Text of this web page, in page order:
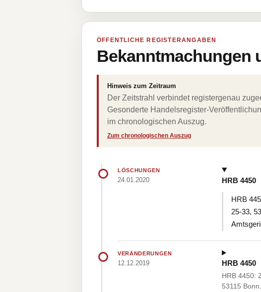
ÖFFENTLICHE REGISTERANGABEN
Bekanntmachungen
Hinweis zum Zeitraum
Der Zeitstrahl verbindet registergenau
Gesonderte Handelsregister-
im chronologischen Auszug.
Zum chronologischen Auszug
LÖSCHUNGEN
24.01.2020 HRB 4450
HRB
25-33,
VERÄNDERUNGEN
12.12.2019 HRB 4450
HRB 4450:
53115